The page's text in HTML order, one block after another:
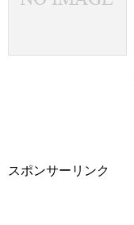
スポンサーリンク